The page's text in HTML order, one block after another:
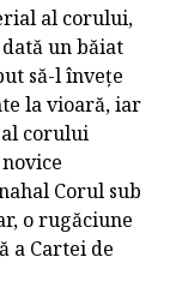
al corului,
un băiat
să-l învețe
la vioară, iar
corului
Corul sub
o rugăciune
a Cartei de